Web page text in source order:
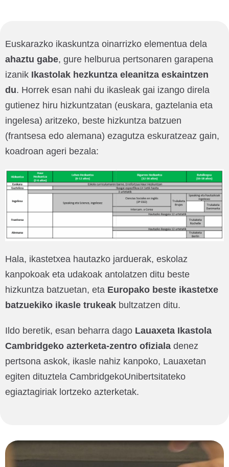
Euskarazko ikaskuntza oinarrizko elementua dela
ahaztu gabe, gure helburua pertsonaren garapena
izanik Ikastolak hezkuntza eleanitza eskaintzen
du. Horrek esan nahi du ikasleak gai izango direla
gutienez hiru hizkuntzatan (euskara, gaztelania eta
ingelesa) aritzeko, beste hizkuntza batzuen
(frantsesa edo alemana) ezagutza eskuratzeaz gain,
koadroan ageri bezala:
Hala, ikastetxea hautazko jarduerak, eskolaz
kanpokoak eta udakoak antolatzen ditu beste
hizkuntza batzuetan, eta Europako beste ikastetxe
batzuekiko ikasle trukeak bultzatzen ditu.
Ildo beretik, esan beharra dago Lauaxeta Ikastola
Cambridgeko azterketa-zentro ofiziala denez
pertsona askok, ikasle nahiz kanpoko, Lauaxetan
egiten dituztela CambridgekoUnibertsitateko
egiaztagiriak lortzeko azterketak.